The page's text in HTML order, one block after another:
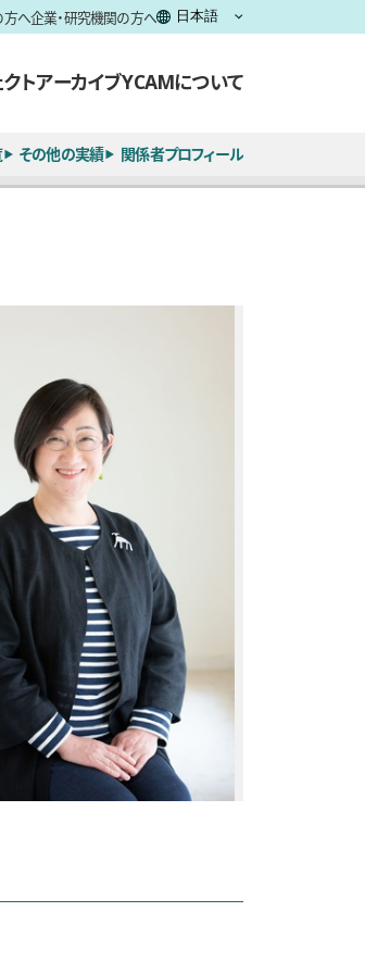
方へ企業・研究機関の方へ
トアーカイブYCAMについて
その他の実績 関係者プロフィール